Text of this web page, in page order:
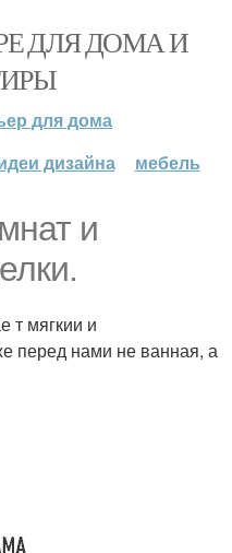
ДЛЯ ДОМА И
для дома
дизайна мебель
и
т мягкии и
перед нами не ванная, а